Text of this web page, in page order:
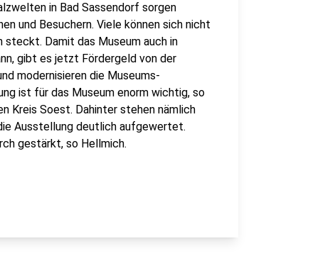
in Bad Sassendorf sorgen
und Besuchern. Viele können sich nicht
Damit das Museum auch in
gibt es jetzt Fördergeld von der
modernisieren die Museums-
ist für das Museum enorm wichtig, so
Kreis Soest. Dahinter stehen nämlich
Ausstellung deutlich aufgewertet.
gestärkt, so Hellmich.